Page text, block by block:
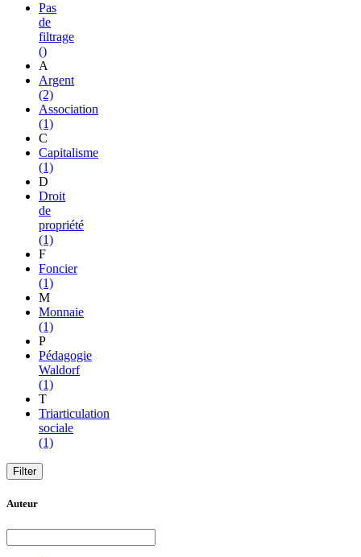
Pas
de
filtrage
()
A
Argent
(2)
Association
(1)
C
Capitalisme
(1)
D
Droit
de
propriété
(1)
F
Foncier
(1)
M
Monnaie
(1)
P
Pédagogie
Waldorf
(1)
T
Triarticulation
sociale
(1)
Auteur